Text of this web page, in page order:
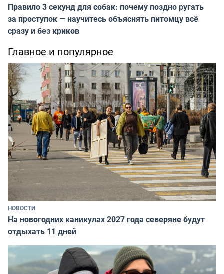
Правило 3 секунд для собак: почему поздно ругать
за проступок — научитесь объяснять питомцу всё
сразу и без криков
Главное и популярное
НОВОСТИ
На новогодних каникулах 2027 года северяне будут
отдыхать 11 дней